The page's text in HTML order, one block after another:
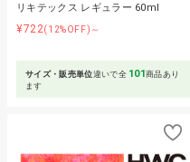
リキテックス レギュラー 60ml
¥722(12%OFF)～
サイズ・販売単位違いで全 101商品あり
ます